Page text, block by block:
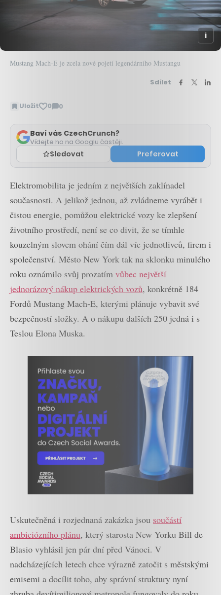
Mustang Mach-E je zcela nové pojetí legendárního Mustangu
Sdílet
Uložit 0 0
Zobrazit
Baví vás CzechCrunch?
Vídejte ho na Googlu častěji.
Sledovat Preferovat
Elektromobilita je jedním z největších zaklínadel
současnosti. A jelikož jednou, až zvládneme vyrábět i
čistou energie, pomůžou elektrické vozy ke zlepšení
životního prostředí, není se co divit, že se tímhle
kouzelným slovem ohání čím dál víc jednotlivců, firem i
společenství. Město New York tak na sklonku minulého
roku oznámilo svůj prozatím vůbec největší
jednorázový nákup elektrických vozů, konkrétně 184
Fordů Mustang Mach-E, kterými plánuje vybavit své
bezpečností složky. A o nákupu dalších 250 jedná i s
Teslou Elona Muska.
Uskutečněná i rozjednaná zakázka jsou součástí
ambiciózního plánu, který starosta New Yorku Bill de
Blasio vyhlásil jen pár dní před Vánoci. V
nadcházejících letech chce výrazně zatočit s městskými
emisemi a docílit toho, aby správní struktury nyní